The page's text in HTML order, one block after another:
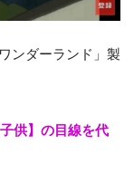
ンダーランド」製
子供】の目線を代